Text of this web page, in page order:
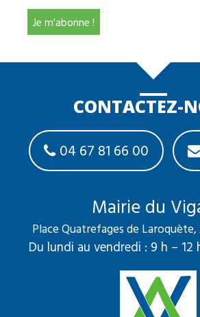
CONTACTEZ-
04 67 81 66 00
Mairie du
Place Quatrefages de Laroquète,
Du lundi au vendredi : 9 h – 12